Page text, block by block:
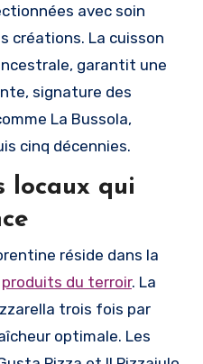
avec soin
créations. La cuisson
garantit une
signature des
La Bussola,
cinq décennies.
locaux qui
réside dans la
produits du terroir. La
trois fois par
optimale. Les